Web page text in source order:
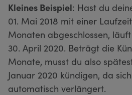
Kleines Beispiel: Hast du
01. Mai 2018 mit einer
Monaten abgeschlossen,
30. April 2020. Beträgt die
Monate, musst du also
Januar 2020 kündigen, da
automatisch verlängert.